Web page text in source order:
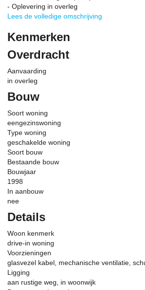
- Oplevering in overleg
Lees de volledige omschrijving
Kenmerken
Overdracht
Aanvaarding
in overleg
Bouw
Soort woning
eengezinswoning
Type woning
geschakelde woning
Soort bouw
Bestaande bouw
Bouwjaar
1998
In aanbouw
nee
Details
Woon kenmerk
drive-in woning
Voorzieningen
glasvezel kabel, mechanische ventilatie,
Ligging
aan rustige weg, in woonwijk